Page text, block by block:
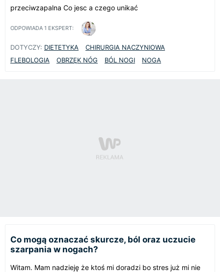
przeciwzapalna Co jesc a czego unikać
ODPOWIADA 1 EKSPERT:
DOTYCZY: DIETETYKA
CHIRURGIA NACZYNIOWA
FLEBOLOGIA
OBRZĘK NÓG BÓL NOGI NOGA
Co mogą oznaczać skurcze, ból oraz uczucie
szarpania w nogach?
Witam. Mam nadzieję że ktoś mi doradzi bo stres już mi nie